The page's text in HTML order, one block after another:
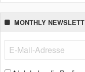
MONTHLY